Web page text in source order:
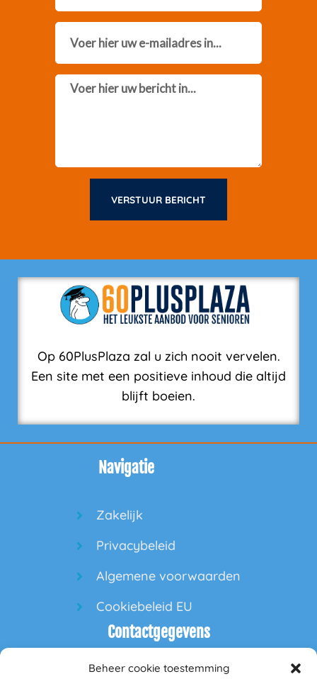
Beheer cookie toestemming
Message
VERSTUUR BERICHT
Op 60PlusPlaza zal u zich nooit vervelen.
Een site met een positieve inhoud die altijd
blijft boeien.
Navigatie
Zakelijk
Privacybeleid
Algemene voorwaarden
Cookiebeleid EU
Contactgegevens